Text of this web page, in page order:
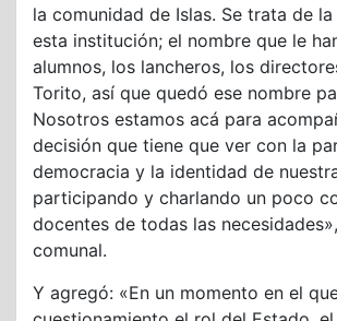
la comunidad de Islas. Se trata de
esta institución; el nombre que le
alumnos, los lancheros, los
Torito, así que quedó ese nombre
Nosotros estamos acá para
decisión que tiene que ver con la
democracia y la identidad de
participando y charlando un poco
docentes de todas las
comunal.
Y agregó: «En un momento en el